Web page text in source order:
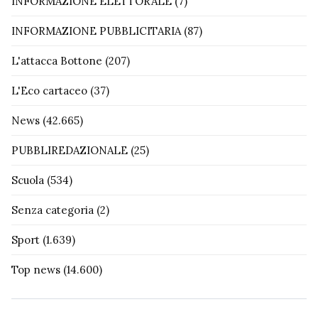
INFORMAZIONE PUBBLICITARIA (87)
L'attacca Bottone (207)
L'Eco cartaceo (37)
News (42.665)
PUBBLIREDAZIONALE (25)
Scuola (534)
Senza categoria (2)
Sport (1.639)
Top news (14.600)